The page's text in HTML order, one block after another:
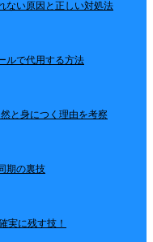
ない原因と正しい対処法
ルで代用する方法
と身につく理由を考察
期の裏技
実に残す技！